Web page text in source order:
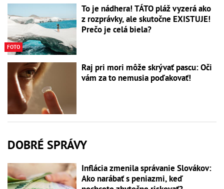
FOTO
To je nádhera! TÁTO pláž vyzerá ako
z rozprávky, ale skutočne EXISTUJE!
Prečo je celá biela?
Raj pri mori môže skrývať pascu: Oči
vám za to nemusia poďakovať!
DOBRÉ SPRÁVY
Inflácia zmenila správanie Slovákov:
Ako narábať s peniazmi, keď